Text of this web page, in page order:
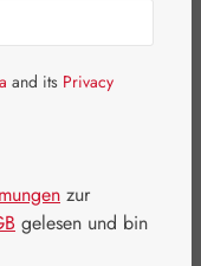
and its Privacy
zur
gelesen und bin